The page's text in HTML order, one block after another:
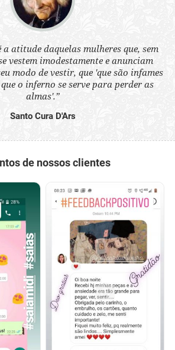
a atitude daquelas mulheres que, sem
vestem imodestamente e anunciam
modo de vestir, que 'que são infames
o inferno se serve para perder as
almas'.”
Santo Cura D'Ars
de nossos clientes